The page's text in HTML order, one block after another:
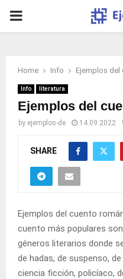
PRIMARY
Home Info Ejemplos del
Info literatura
Ejemplos del
by ejemplos-de 14.09.2022
SHARE
Ejemplos del cuento
cuento más populares
géneros literarios donde
de hadas, de suspenso,
ciencia ficción, policíaco,